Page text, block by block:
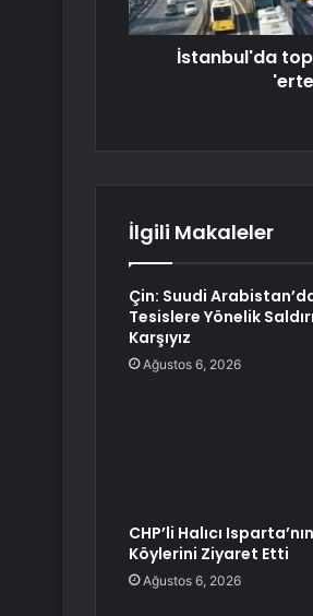
İstanbul'da
İlgili Makaleler
Çin: Suudi
Tesislere Yönelik
Karşıyız
Ağustos 6, 2026
CHP’li Halıcı
Köylerini Ziyaret Etti
Ağustos 6, 2026